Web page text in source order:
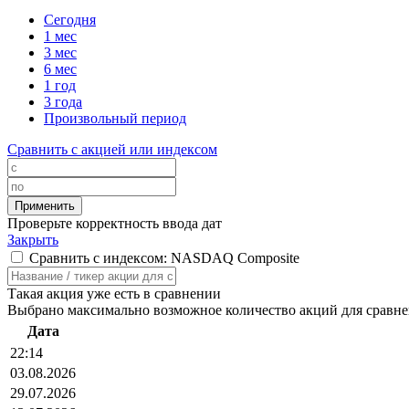
Сегодня
1 мес
3 мес
6 мес
1 год
3 года
Произвольный период
Сравнить с акцией или индексом
Проверьте корректность ввода дат
Закрыть
Сравнить с индексом: NASDAQ Composite
Такая акция уже есть в сравнении
Выбрано максимально возможное количество акций для
Дата
22:14
03.08.2026
29.07.2026